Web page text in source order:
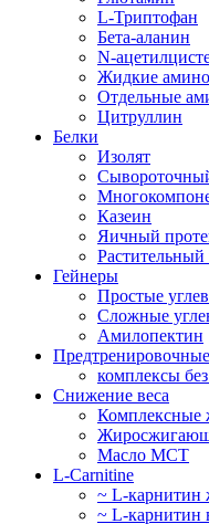
L-Триптофан
Бета-аланин
N-
Жидкие
Отдельные
Цитруллин
Белки
Изолят
Казеин
Яичный
Растительный
Гейнеры
Простые
Сложные
Амилопектин
комплексы
Снижение веса
Масло МСТ
L-Carnitine
~ L-карнитин
~ L-карнитин